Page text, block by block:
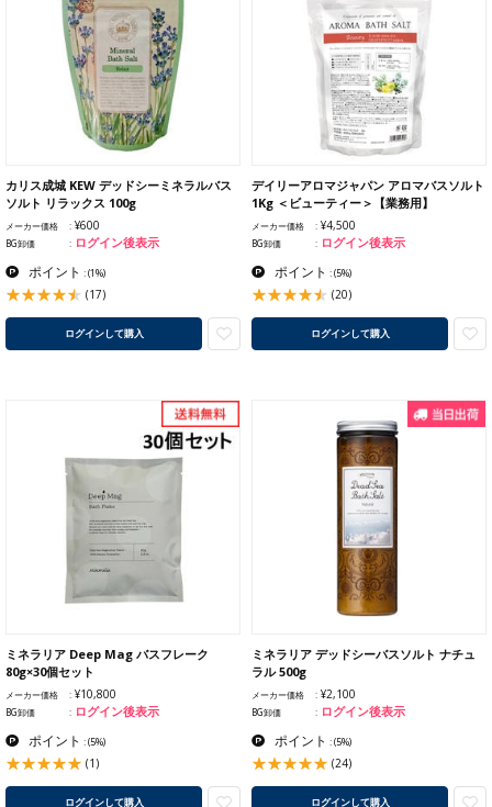
カリス成城 KEW デッドシーミネラルバス
ソルト リラックス 100g
メーカー価格 ¥600
BG卸価 ログイン後表示
ポイント :(1%)
(17)
ログインして購入
デイリーアロマジャパン アロマバスソルト
1Kg ＜ビューティー＞【業務用】
メーカー価格 ¥4,500
BG卸価 ログイン後表示
ポイント :(5%)
(20)
ログインして購入
ミネラリア Deep Mag バスフレーク
80g×30個セット
メーカー価格 ¥10,800
BG卸価 ログイン後表示
ポイント :(5%)
(1)
ログインして購入
ミネラリア デッドシーバスソルト ナチュ
ラル 500g
メーカー価格 ¥2,100
BG卸価 ログイン後表示
ポイント :(5%)
(24)
ログインして購入